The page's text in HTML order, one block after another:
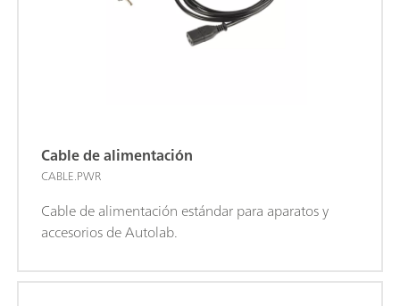
Cable de alimentación
CABLE.PWR
Cable de alimentación estándar para aparatos y
accesorios de Autolab.